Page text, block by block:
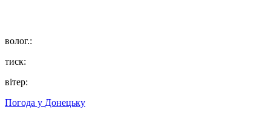
волог.:
тиск:
вітер:
Погода у Донецьку